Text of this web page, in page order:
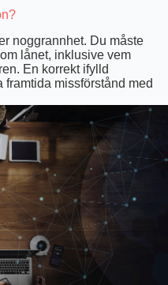
noggrannhet. Du måste
lånet, inklusive vem
En korrekt ifylld
missförstånd med